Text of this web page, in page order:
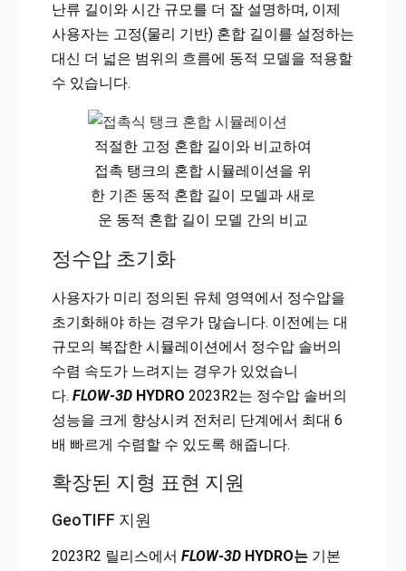
난류 길이와 시간 규모를 더 잘 설명하며, 이제
사용자는 고정(물리 기반) 혼합 길이를 설정하는
대신 더 넓은 범위의 흐름에 동적 모델을 적용할
수 있습니다.
적절한 고정 혼합 길이와 비교하여
접촉 탱크의 혼합 시뮬레이션을 위
한 기존 동적 혼합 길이 모델과 새로
운 동적 혼합 길이 모델 간의 비교
정수압 초기화
사용자가 미리 정의된 유체 영역에서 정수압을
초기화해야 하는 경우가 많습니다. 이전에는 대
규모의 복잡한 시뮬레이션에서 정수압 솔버의
수렴 속도가 느려지는 경우가 있었습니
다. FLOW-3DHYDRO 2023R2는 정수압 솔버의
성능을 크게 향상시켜 전처리 단계에서 최대 6
배 빠르게 수렴할 수 있도록 해줍니다.
확장된 지형 표현 지원
GeoTIFF 지원
2023R2 릴리스에서 FLOW-3DHYDRO는 기본